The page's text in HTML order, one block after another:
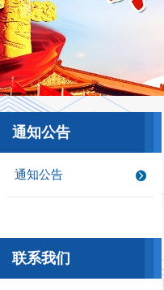
通知公告
通知公告
联系我们